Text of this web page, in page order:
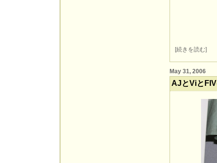
[続きを読む]
May 31, 2006
AJとViと